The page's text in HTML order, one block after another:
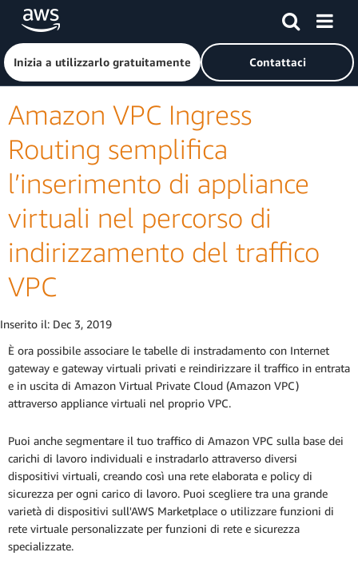
Passa al contenuto principale
Fai clic qui per tornare alla home page di Amazon Web
Inizia a utilizzarlo gratuitamente Contattaci
Amazon VPC Ingress
Routing semplifica
l’inserimento di appliance
virtuali nel percorso di
indirizzamento del traffico
VPC
Inserito il: Dec 3, 2019
È ora possibile associare le tabelle di instradamento con Internet
gateway e gateway virtuali privati e reindirizzare il traffico in entrata
e in uscita di Amazon Virtual Private Cloud (Amazon VPC)
attraverso appliance virtuali nel proprio VPC.
Puoi anche segmentare il tuo traffico di Amazon VPC sulla base dei
carichi di lavoro individuali e instradarlo attraverso diversi
dispositivi virtuali, creando così una rete elaborata e policy di
sicurezza per ogni carico di lavoro. Puoi scegliere tra una grande
varietà di dispositivi sull'AWS Marketplace o utilizzare funzioni di
rete virtuale personalizzate per funzioni di rete e sicurezza
specializzate.